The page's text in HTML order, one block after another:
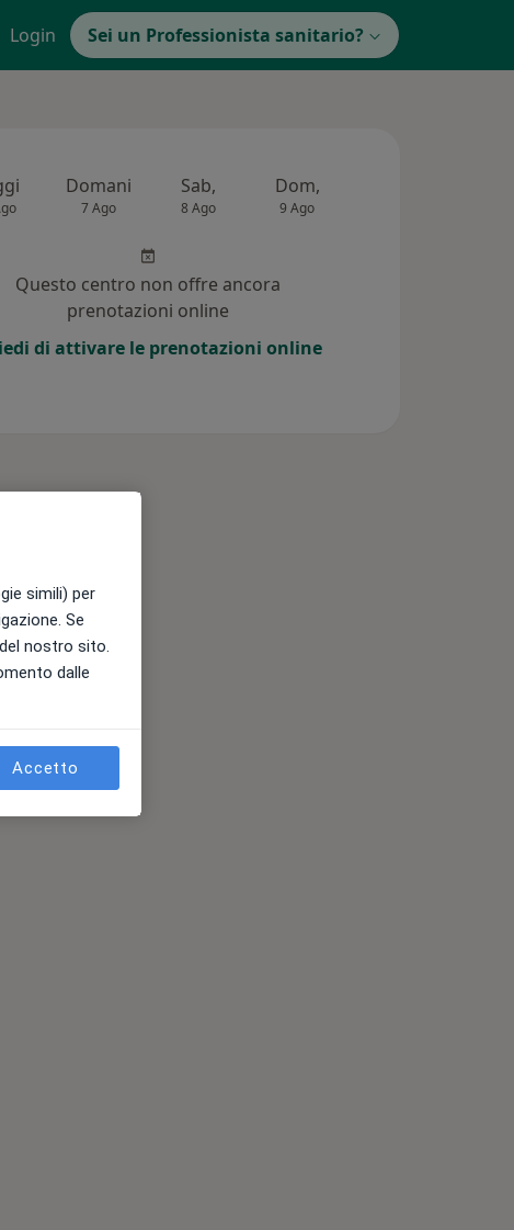
Login Sei un Professionista sanitario?
Domani
7 Ago
Sab,
8 Ago
Dom,
9 Ago
Questo centro non offre ancora
prenotazioni online
di attivare le prenotazioni online
simili) per
Se
nostro sito.
dalle
Accetto